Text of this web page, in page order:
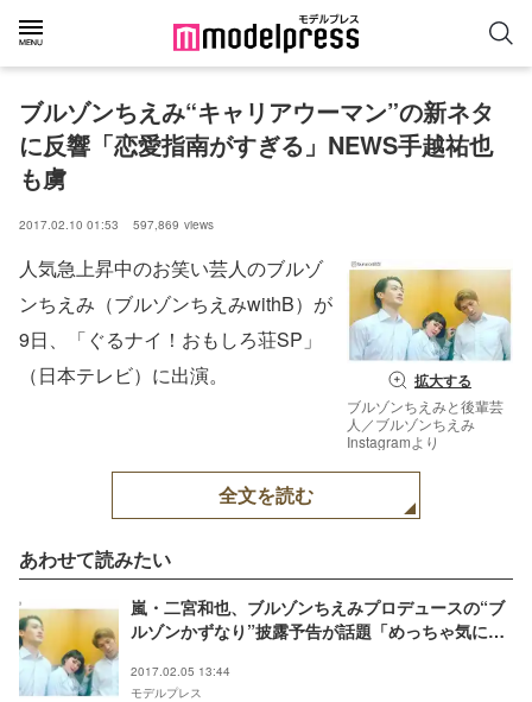
ブルゾンちえみ“キャリアウーマン”の新ネタ
に反響「恋愛指南がすぎる」NEWS手越祐也
も虜
2017.02.10 01:53 597,869 views
拡大する
ブルゾンちえみと後輩芸
人／ブルゾンちえみ
Instagramより
人気急上昇中のお笑い芸人のブルゾ
ンちえみ（ブルゾンちえみwithB）が
9日、「ぐるナイ！おもしろ荘SP」
（日本テレビ）に出演。
全文を読む
あわせて読みたい
嵐・二宮和也、ブルゾンちえみプロデュースの“ブ
ルゾンかずなり”披露予告が話題「めっちゃ気にな
2017.02.05 13:44
モデルプレス